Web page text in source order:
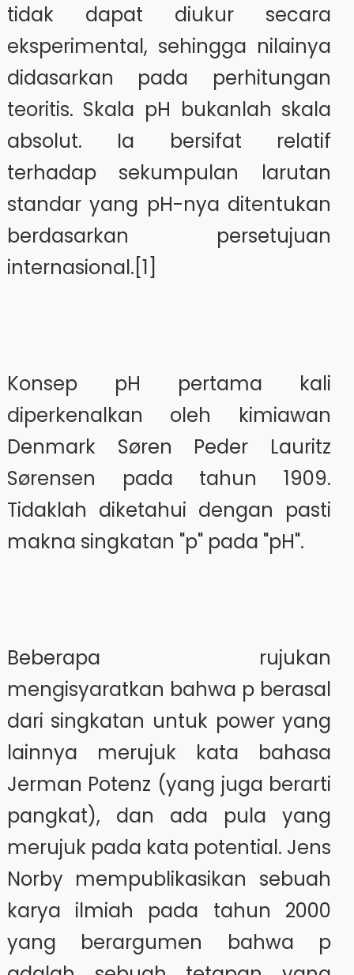
tidak dapat diukur secara
eksperimental, sehingga nilainya
didasarkan pada perhitungan
teoritis. Skala pH bukanlah skala
absolut. Ia bersifat relatif
terhadap sekumpulan larutan
standar yang pH-nya ditentukan
berdasarkan persetujuan
internasional.[1]
Konsep pH pertama kali
diperkenalkan oleh kimiawan
Denmark Søren Peder Lauritz
Sørensen pada tahun 1909.
Tidaklah diketahui dengan pasti
makna singkatan "p" pada "pH".
Beberapa rujukan
mengisyaratkan bahwa p berasal
dari singkatan untuk power yang
lainnya merujuk kata bahasa
Jerman Potenz (yang juga berarti
pangkat), dan ada pula yang
merujuk pada kata potential. Jens
Norby mempublikasikan sebuah
karya ilmiah pada tahun 2000
yang berargumen bahwa p